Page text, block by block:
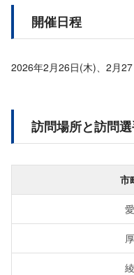
開催日程
2026年2月26日(木)、2月
訪問場所と訪問
市